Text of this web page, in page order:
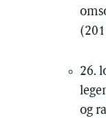
26.
og